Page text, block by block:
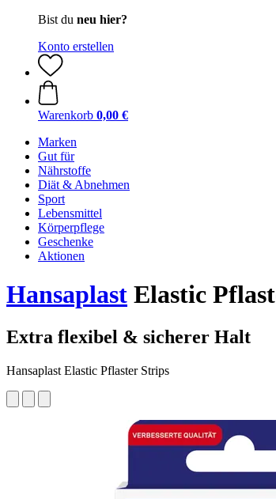
Bist du neu hier?
Konto erstellen
Warenkorb 0,00 €
Marken
Gut für
Nährstoffe
Diät & Abnehmen
Sport
Lebensmittel
Körperpflege
Geschenke
Aktionen
Hansaplast Elastic
Extra flexibel & sicherer Halt
Hansaplast Elastic Pflaster Strips